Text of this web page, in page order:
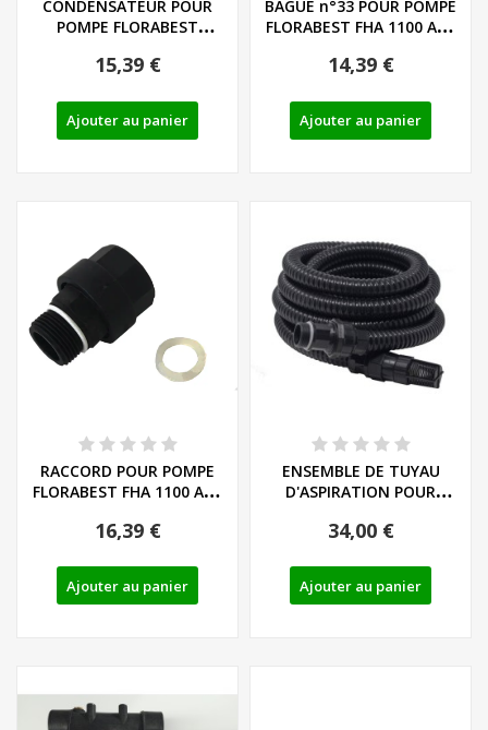
CONDENSATEUR POUR
POMPE FLORABEST
15,39 €
Ajouter au panier
BAGUE n°33 POUR POMPE
FLORABEST FHA 1100 A1 -
14,39 €
Ajouter au panier
RACCORD POUR POMPE
FLORABEST FHA 1100 A1 -
16,39 €
Ajouter au panier
ENSEMBLE DE TUYAU
D'ASPIRATION POUR
34,00 €
Ajouter au panier